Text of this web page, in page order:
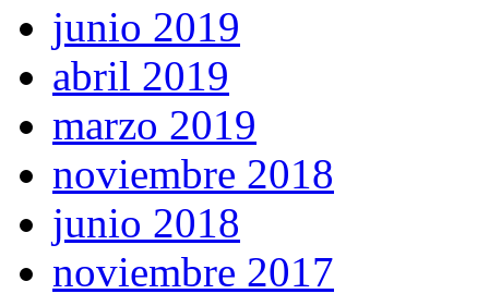
junio 2019
abril 2019
marzo 2019
noviembre 2018
junio 2018
noviembre 2017